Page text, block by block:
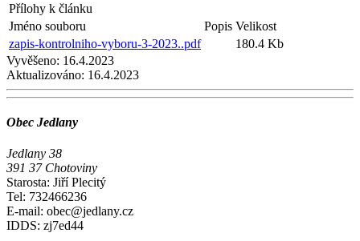
Přílohy k článku
Jméno souboru
Popis Velikost
zapis-kontrolniho-vyboru-3-2023..pdf
180.4 Kb
Vyvěšeno: 16.4.2023
Aktualizováno: 16.4.2023
Obec Jedlany
Jedlany 38
391 37 Chotoviny
Starosta: Jiří Plecitý
Tel: 732466236
E-mail: obec@jedlany.cz
IDDS: zj7ed44